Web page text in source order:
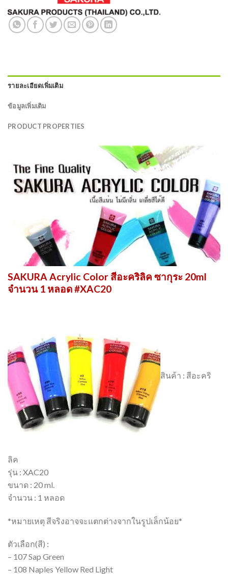
รายละเอียดเพิ่มเติม
ข้อมูลเพิ่มเติม
PRODUCT PROPERTIES
SAKURA Acrylic Color สีอะคริลิค ซากุระ 20ml
จำนวน 1 หลอด #XAC20
สินค้า : สีอะคริ
ลิค
รุ่น : XAC20
ขนาด : 20 ml.
จำนวน : 1 หลอด
*หมายเหตุ สีจริงอาจจะแตกต่างจากในรูปเล็กน้อย*
ตัวเลือก(สี) :
– 107 Sap Green
– 108 Naples Yellow Red Light